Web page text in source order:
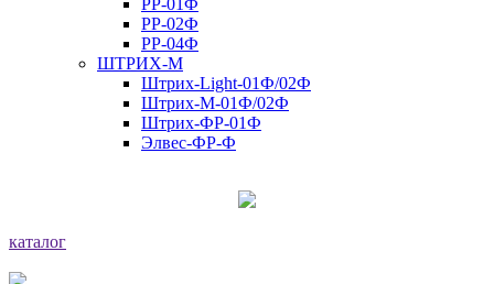
РР-02Ф
РР-04Ф
ШТРИХ-М
Штрих-Light-01Ф/02Ф
Штрих-М-01Ф/02Ф
Штрих-ФР-01Ф
Элвес-ФР-Ф
каталог